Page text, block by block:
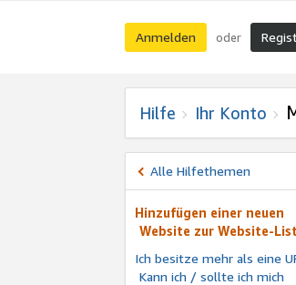
Anmelden oder
Hilfe Ihr Konto
Alle Hilfethemen
Hinzufügen einer neuen
Website zur Website-
Ich besitze mehr als eine
Kann ich / sollte ich mich